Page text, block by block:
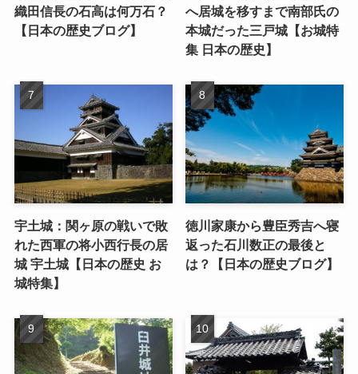
織田信長の石高は何万石？
【日本の歴史ブログ】
へ居城を移すまで南部氏の
本城だった三戸城【お城特
集 日本の歴史】
宇土城：関ヶ原の戦いで敗
れた西軍の将小西行長の居
城 宇土城【日本の歴史 お
城特集】
徳川家康から豊臣秀吉へ寝
返った石川数正の最後と
は？【日本の歴史ブログ】